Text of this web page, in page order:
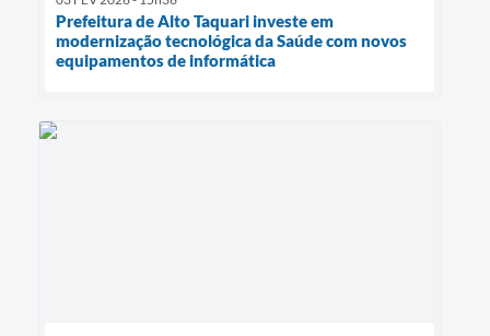
Prefeitura de Alto Taquari investe em
modernização tecnológica da Saúde com novos
equipamentos de informática